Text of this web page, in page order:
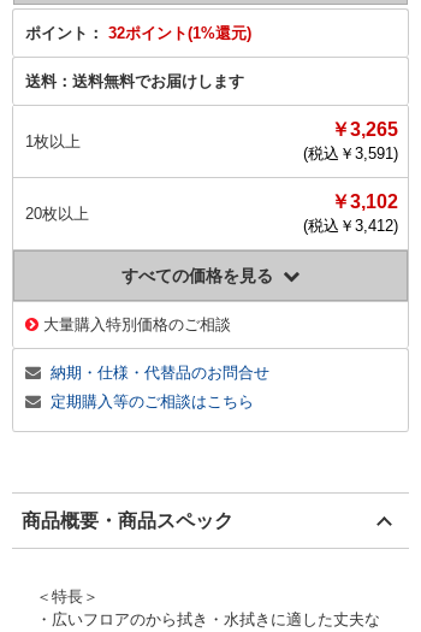
ポイント： 32ポイント(1%還元)
送料： 送料無料でお届けします
1枚以上
￥3,265
(税込￥ 3,591)
20枚以上
￥3,102
(税込￥ 3,412)
すべての価格を見る
大量購入特別価格のご相談
納期・仕様・代替品のお問合せ
定期購入等のご相談はこちら
商品概要・商品スペック
＜特長＞
・広いフロアのから拭き・水拭きに適した丈夫な